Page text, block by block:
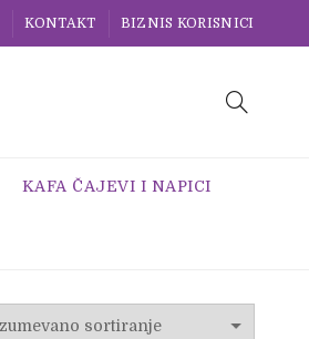
KONTAKT BIZNIS KORISNICI
KAFA ČAJEVI I NAPICI